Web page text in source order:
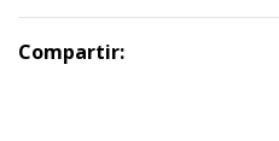
Compartir: